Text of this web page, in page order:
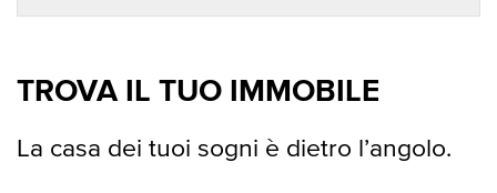
TROVA IL TUO IMMOBILE
La casa dei tuoi sogni è dietro l’angolo.